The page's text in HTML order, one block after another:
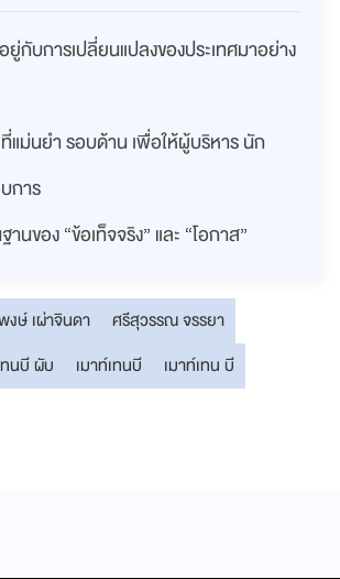
กับการเปลี่ยนแปลงของประเทศมาอย่าง
ม่นยำ รอบด้าน เพื่อให้ผู้บริหาร นัก
การ
นของ “ข้อเท็จจริง” และ “โอกาส”
ษ์ เผ่าจินดา
ศรีสุวรรณ จรรยา
ทนบี ผับ เมาท์เทนบี
เมาท์เทน บี